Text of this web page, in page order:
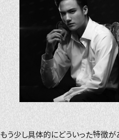
もう少し具体的にどういった特徴が